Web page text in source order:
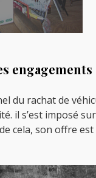
engagements
du rachat de
il s’est imposé
de cela, son offre